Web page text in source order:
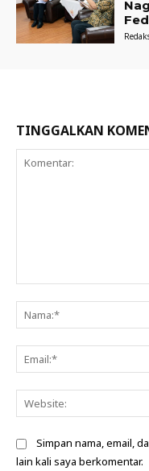
TINGGALKAN
Simpan nama, email,
lain kali saya berkomentar.